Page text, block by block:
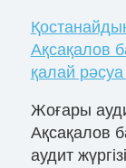
Ақсақалов
қалай
Жоғары
Ақсақалов
аудит